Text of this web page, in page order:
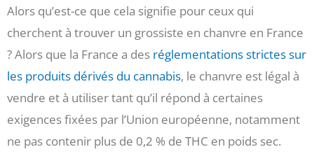
Alors qu’est-ce que cela signifie pour ceux qui
cherchent à trouver un grossiste en chanvre en France
? Alors que la France a des réglementations strictes sur
les produits dérivés du cannabis, le chanvre est légal à
vendre et à utiliser tant qu’il répond à certaines
exigences fixées par l’Union européenne, notamment
ne pas contenir plus de 0,2 % de THC en poids sec.